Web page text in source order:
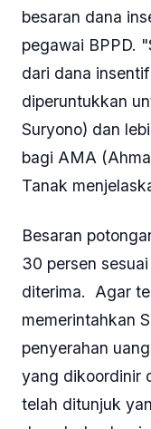
besaran dana
pegawai BPPD.
dari dana
diperuntukkan
Suryono) dan
bagi AMA
Tanak
Besaran
30 persen
diterima. Agar
memerintahkan
penyerahan
yang dikoordinir
telah ditunjuk